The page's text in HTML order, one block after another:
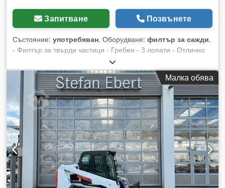
Запитване Позвънете
Състояние: употребяван, Оборудване: филтър за сажди,
- Филтър за твърди частици - Гребен - 3 лопати - Отлично
състояние Окачване: Хидравлично Csdpfx Aqjzhhv Tegorf
Малка обява